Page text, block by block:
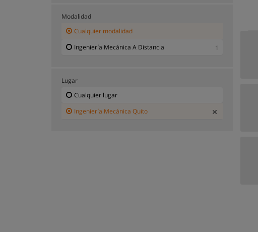
Modalidad
Cualquier modalidad
Ingeniería Mecánica A Distancia
1
Lugar
Cualquier lugar
Ingeniería Mecánica Quito